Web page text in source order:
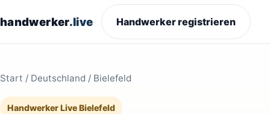
handwerker.live Handwerker registrieren
Start / Deutschland / Bielefeld
Handwerker Live Bielefeld